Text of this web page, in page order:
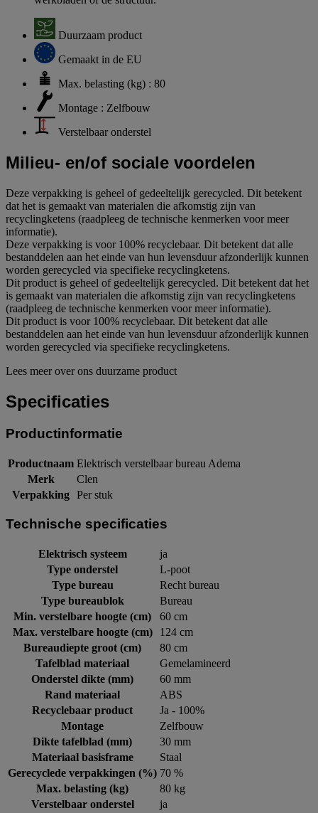
Duurzaam product
Gemaakt in de EU
Max. belasting (kg) : 80
Montage : Zelfbouw
Verstelbaar onderstel
Milieu- en/of sociale voordelen
Deze verpakking is geheel of gedeeltelijk gerecycled. Dit betekent
dat het is gemaakt van materialen die afkomstig zijn van
recyclingketens (raadpleeg de technische kenmerken voor meer
informatie).
Deze verpakking is voor 100% recyclebaar. Dit betekent dat alle
bestanddelen aan het einde van hun levensduur afzonderlijk kunnen
worden gerecycled via specifieke recyclingketens.
Dit product is geheel of gedeeltelijk gerecycled. Dit betekent dat het
is gemaakt van materialen die afkomstig zijn van recyclingketens
(raadpleeg de technische kenmerken voor meer informatie).
Dit product is voor 100% recyclebaar. Dit betekent dat alle
bestanddelen aan het einde van hun levensduur afzonderlijk kunnen
worden gerecycled via specifieke recyclingketens.
Lees meer over ons duurzame product
Specificaties
Productinformatie
Productnaam Elektrisch verstelbaar bureau Adema
Merk
Clen
Verpakking Per stuk
Technische specificaties
Elektrisch systeem
ja
Type onderstel
L-poot
Type bureau
Recht bureau
Type bureaublok
Bureau
Min. verstelbare hoogte (cm)
60 cm
Max. verstelbare hoogte (cm)
124 cm
Bureaudiepte groot (cm)
80 cm
Tafelblad materiaal
Gemelamineerd
Onderstel dikte (mm)
60 mm
Rand materiaal
ABS
Recyclebaar product
Ja - 100%
Montage
Zelfbouw
Dikte tafelblad (mm)
30 mm
Materiaal basisframe
Staal
Gerecyclede verpakkingen (%) 70 %
Max. belasting (kg)
80 kg
Verstelbaar onderstel
ja